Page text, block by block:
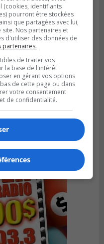
sécurité
(cookies, identifiants
pourront être stockées
que partagées avec lui,
Nos partenaires et
d'utiliser des données de
partenaires.
de traiter vos
la base de l'intérêt
en gérant vos options
de cette page ou dans
votre consentement
de confidentialité.